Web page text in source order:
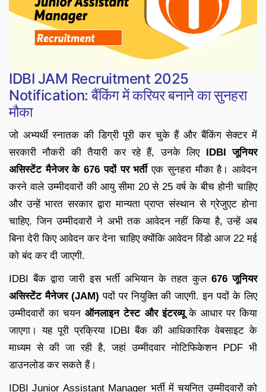
IDBI JAM Recruitment 2025
Notification: बैंकिंग में करियर बनाने का सुनहरा
मौका
जो अभ्यर्थी स्नातक की डिग्री पूरी कर चुके हैं और बैंकिंग सेक्टर में
सरकारी नौकरी की तैयारी कर रहे हैं, उनके लिए IDBI जूनियर
असिस्टेंट मैनेजर के 676 पदों पर भर्तीएक सुनहरा मौका है। आवेदन
करने वाले उम्मीदवारों की आयु सीमा 20 से 25 वर्ष के बीच होनी चाहिए
और उन्हें भारत सरकार द्वारा मान्यता प्राप्त संस्थान से ग्रेजुएट होना
चाहिए. जिन उम्मीदवारों ने अभी तक आवेदन नहीं किया है, उन्हें अब
बिना देरी किए आवेदन कर देना चाहिए क्योंकि आवेदन विंडो आज 22 मई
को बंद कर दी जाएगी.
IDBI बैंक द्वारा जारी इस भर्ती अभियान के तहत कुल 676 जूनियर
असिस्टेंट मैनेजर (JAM) पदों पर नियुक्ति की जाएगी. इन पदों के लिए
उम्मीदवारों का चयनऑनलाइन टेस्ट और इंटरव्यूके आधार पर किया
जाएगा। यह पूरी प्रक्रिया IDBI बैंक की आधिकारिक वेबसाइट के
माध्यम से की जा रही है, जहां उम्मीदवार नोटिफिकेशन PDF भी
डाउनलोड कर सकते हैं।
IDBI Junior Assistant Manager भर्ती में चयनित उम्मीदवारों को